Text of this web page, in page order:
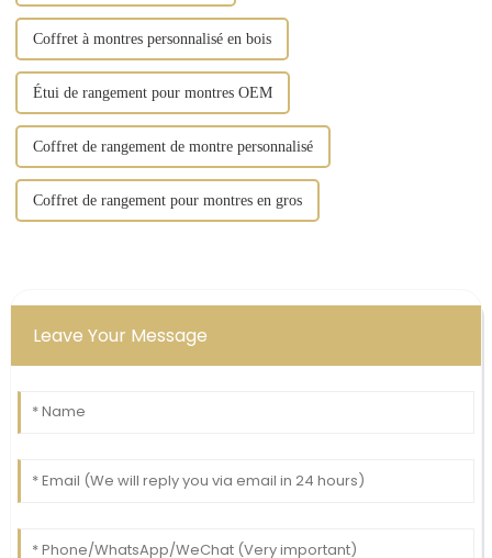
Coffret à montres personnalisé en bois
Étui de rangement pour montres OEM
Coffret de rangement de montre personnalisé
Coffret de rangement pour montres en gros
Leave Your Message